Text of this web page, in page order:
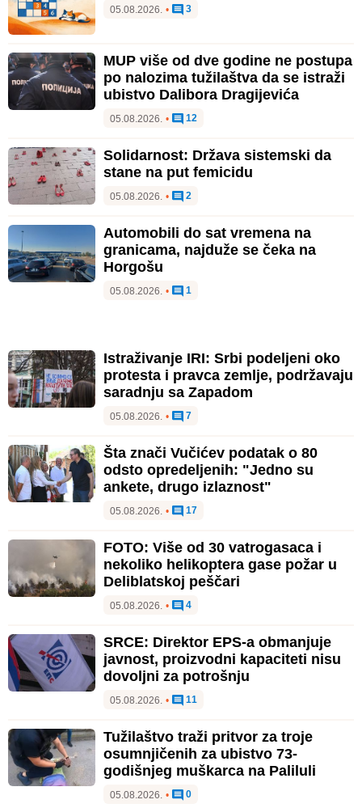
05.08.2026. • 3
MUP više od dve godine ne postupa
po nalozima tužilaštva da se istraži
ubistvo Dalibora Dragijevića
05.08.2026. • 12
Solidarnost: Država sistemski da
stane na put femicidu
05.08.2026. • 2
Automobili do sat vremena na
granicama, najduže se čeka na
Horgošu
05.08.2026. • 1
Istraživanje IRI: Srbi podeljeni oko
protesta i pravca zemlje, podržavaju
saradnju sa Zapadom
05.08.2026. • 7
Šta znači Vučićev podatak o 80
odsto opredeljenih: "Jedno su
ankete, drugo izlaznost"
05.08.2026. • 17
FOTO: Više od 30 vatrogasaca i
nekoliko helikoptera gase požar u
Deliblatskoj peščari
05.08.2026. • 4
SRCE: Direktor EPS-a obmanjuje
javnost, proizvodni kapaciteti nisu
dovoljni za potrošnju
05.08.2026. • 11
Tužilaštvo traži pritvor za troje
osumnjičenih za ubistvo 73-
godišnjeg muškarca na Paliluli
05.08.2026. • 0